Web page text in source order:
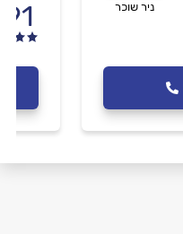
ניר שוכר